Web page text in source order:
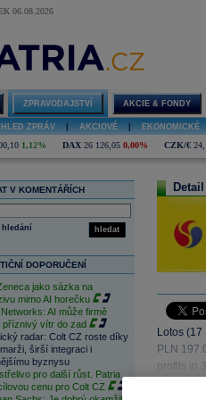
06.08.2026
ZPRAVODAJSTVÍ AKCIE & FONDY
ZPRÁV AKCIOVÉ EKONOMICKÉ
1,12% DAX 26 126,05 0,00% CZK/€
V KOMENTÁŘÍCH
hledat
hledání
DOPORUČENÍ
jako sázka na
mimo AI horečku
AI může firmě
příznivý vítr do zad
radar: Colt CZ roste díky
širší integraci i
byznysu
pro další růst. Patria
cenu pro Colt CZ
Lotos
PLN
profits in